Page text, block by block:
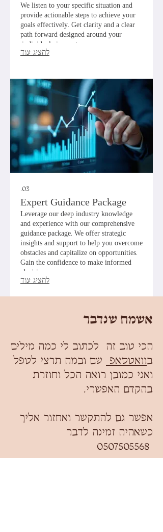
We listen to your specific situation and
provide actionable steps to achieve your
goals effectively. Get clarity and a clear
path forward designed around your
individual circumstances.
להציג עוד
03.
Expert Guidance Package
Leverage our deep industry knowledge
and experience with our comprehensive
guidance package. We offer strategic
insights and support to help you overcome
obstacles and capitalize on opportunities.
Gain the confidence to make informed
decisions.
להציג עוד
אשמח שנדבר
הכי טוב זה לכתוב לי כמה מילים
בוואטסאפ
שם ובמה תרצי לטפל
ואני כמובן רואה הכל וחוזרת
בהקדם האפשרי.
אפשר גם להתקשר ואחזור אליך
כשאהיה זמינה לדבר